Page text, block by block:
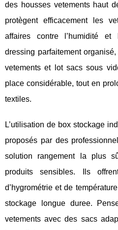
des housses vetements haut
protègent efficacement les
affaires contre l’humidité
dressing parfaitement
vetements et lot sacs sous
place considérable, tout en
textiles.
L’utilisation de box stockage
proposés par des
solution rangement la plus
produits sensibles. Ils
d’hygrométrie et de
stockage longue duree.
vetements avec des sacs